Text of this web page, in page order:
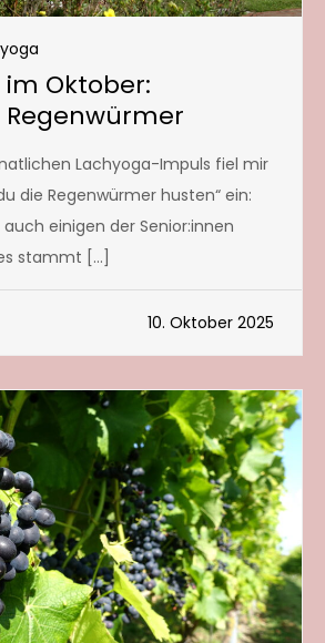
Oktober:
Lachyoga-Impuls fiel mir
die Regenwürmer husten“ ein:
einigen der Senior:innen
stammt […]
10. Oktober 2025